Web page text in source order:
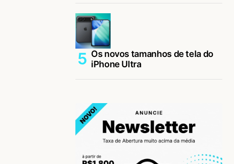
Os novos tamanhos de tela do
iPhone Ultra